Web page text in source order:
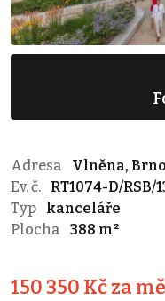
Adresa
Vlněna,
Ev. č.
RT1074-D/RSB/
Typ
kanceláře
Plocha
388 m²
150 350 Kč za